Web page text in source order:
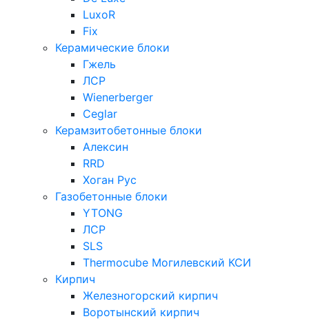
LuxoR
Fix
Керамические блоки
Гжель
ЛСР
Wienerberger
Ceglar
Керамзитобетонные блоки
Алексин
RRD
Хоган Рус
Газобетонные блоки
YTONG
ЛСР
SLS
Thermocube Могилевский КСИ
Кирпич
Железногорский кирпич
Воротынский кирпич